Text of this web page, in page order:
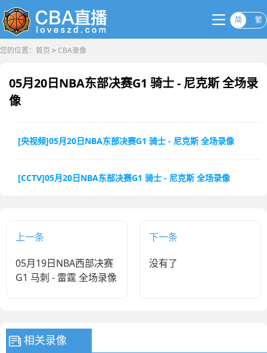
简 繁
您的位置： 首页 > CBA录像
05月20日NBA东部决赛G1 骑士 - 尼克斯 全场录
像
[央视频]05月20日NBA东部决赛G1 骑士 - 尼克斯 全场录像
[CCTV]05月20日NBA东部决赛G1 骑士 - 尼克斯 全场录像
上一条
05月19日NBA西部决赛
G1 马刺 - 雷霆 全场录像
下一条
没有了
相关录像